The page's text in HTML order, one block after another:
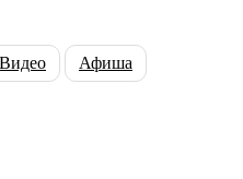
Видео
Афиша